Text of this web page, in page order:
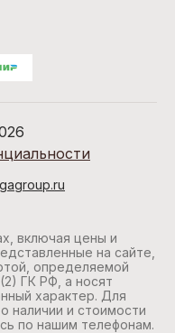
включая цены и
на сайте,
определяемой
ГК РФ, а носят
характер. Для
наличии и стоимости
по нашим телефонам.